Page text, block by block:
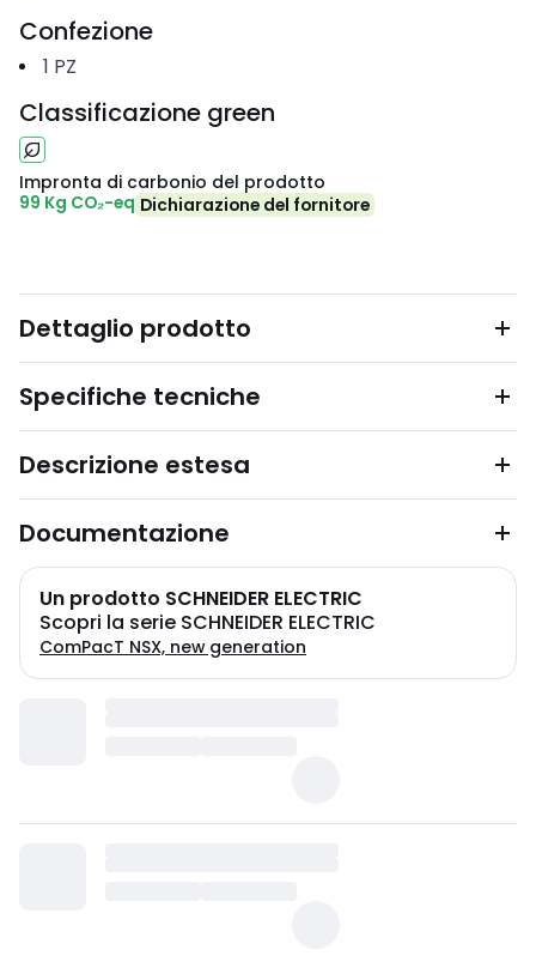
Confezione
1 PZ
Classificazione green
Impronta di carbonio del prodotto
99 Kg CO₂-eq Dichiarazione del fornitore
Dettaglio prodotto
Specifiche tecniche
Descrizione estesa
Documentazione
Un prodotto SCHNEIDER ELECTRIC
Scopri la serie SCHNEIDER ELECTRIC
ComPacT NSX, new generation